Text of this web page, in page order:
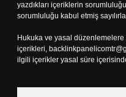
yazdıkları içeriklerin
sorumluluğu kabul etmiş
Hukuka ve yasal
içerikleri,
ilgili içerikler yasal süre